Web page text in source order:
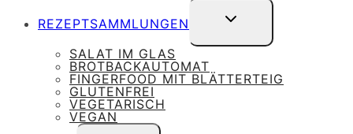
REZEPTSAMMLUNGEN
UNTERMENÜ
UMSCHALTEN
SALAT IM GLAS
BROTBACKAUTOMAT
FINGERFOOD MIT BLÄTTERTEIG
GLUTENFREI
VEGETARISCH
VEGAN